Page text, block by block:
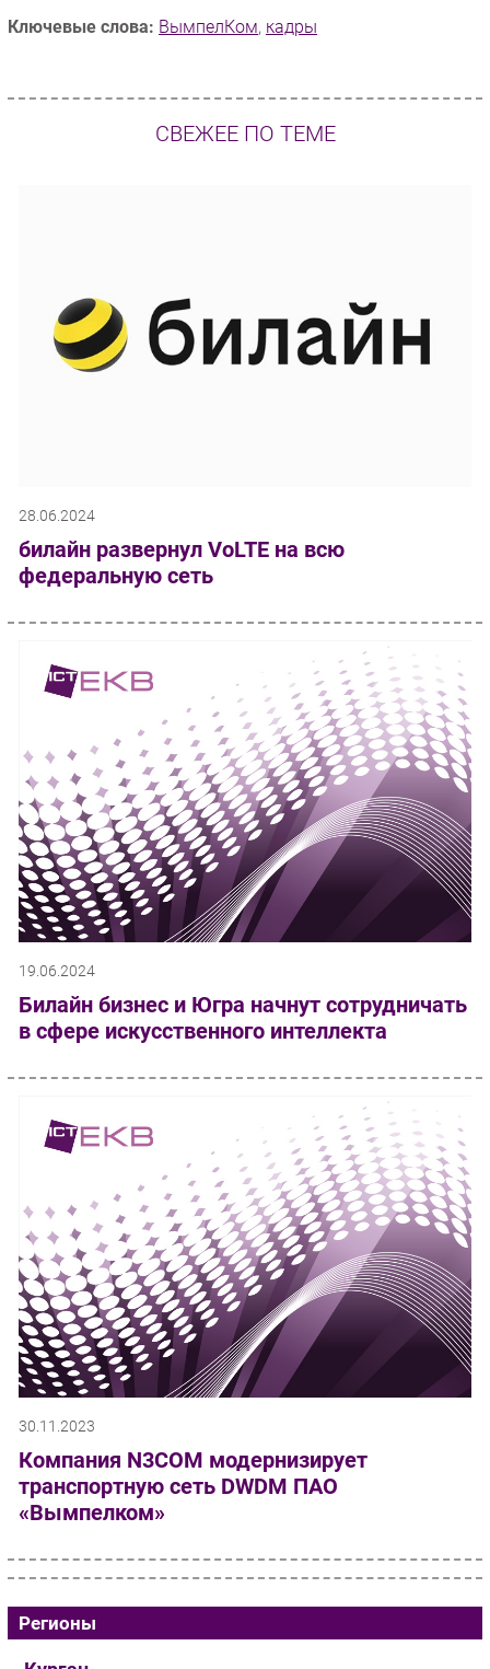
Ключевые слова: ВымпелКом, кадры
СВЕЖЕЕ ПО ТЕМЕ
28.06.2024
билайн развернул VoLTE на всю
федеральную сеть
19.06.2024
Билайн бизнес и Югра начнут сотрудничать
в сфере искусственного интеллекта
30.11.2023
Компания N3COM модернизирует
транспортную сеть DWDM ПАО
«Вымпелком»
Регионы